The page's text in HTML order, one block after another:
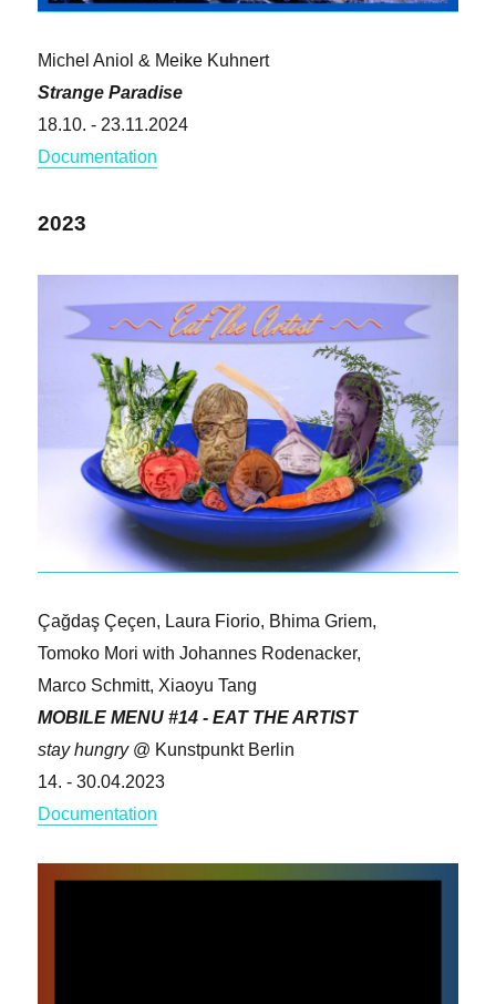
Michel Aniol & Meike Kuhnert
Strange Paradise
18.10. - 23.11.2024
Documentation
2023
Çağdaş Çeçen, Laura Fiorio, Bhima Griem,
Tomoko Mori with Johannes Rodenacker,
Marco Schmitt, Xiaoyu Tang
MOBILE MENU #14 - EAT THE ARTIST
stay hungry@ Kunstpunkt Berlin
14. - 30.04.2023
Documentation